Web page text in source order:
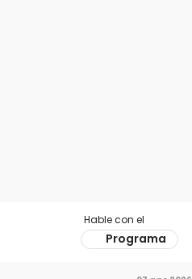
Hable con el
Programa